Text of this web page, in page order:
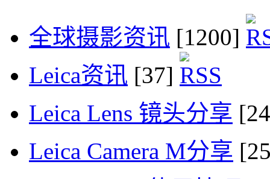
全球摄影资讯 [1200]
Leica资讯 [37]
Leica Lens 镜头分享
Leica Camera M分享